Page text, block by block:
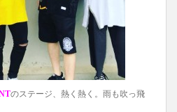
のステージ、熱く熱く。雨も吹っ飛